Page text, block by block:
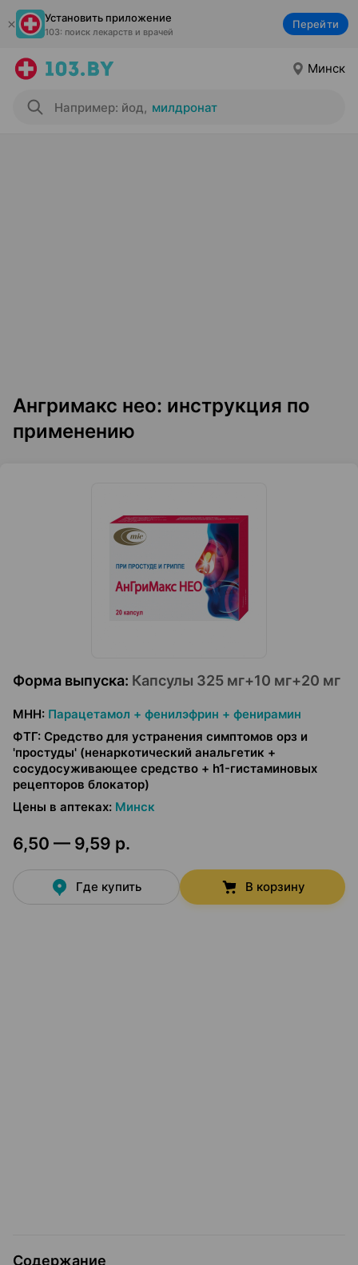
Установить приложение
103: поиск лекарств и врачей
Перейти
Минск
Например: йод, милдронат
Ангримакс нео: инструкция по
применению
Форма выпуска: Капсулы 325 мг+10 мг+20 мг
МНН: Парацетамол + фенилэфрин + фенирамин
ФТГ: Средство для устранения симптомов орз и
'простуды' (ненаркотический анальгетик +
сосудосуживающее средство + h1-гистаминовых
рецепторов блокатор)
Цены в аптеках: Минск
6,50 — 9,59 р.
Где купить В корзину
Содержание